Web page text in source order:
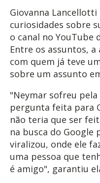
Giovanna
curiosidades sobre
o canal no YouTube
Entre os assuntos,
com quem já teve
sobre um assunto
"Neymar sofreu
pergunta feita para
não teria que ser
na busca do Google
viralizou, onde ele
uma pessoa que
é amigo", garantiu